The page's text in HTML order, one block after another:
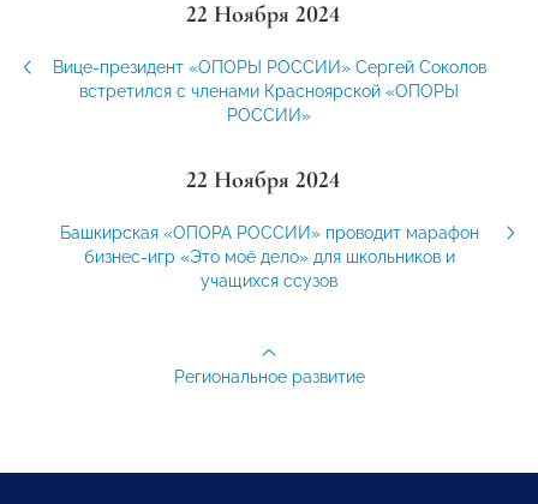
22 Ноября 2024
Вице-президент «ОПОРЫ РОССИИ» Сергей Соколов
встретился с членами Красноярской «ОПОРЫ
РОССИИ»
22 Ноября 2024
Башкирская «ОПОРА РОССИИ» проводит марафон
бизнес-игр «Это моё дело» для школьников и
учащихся ссузов
Региональное развитие